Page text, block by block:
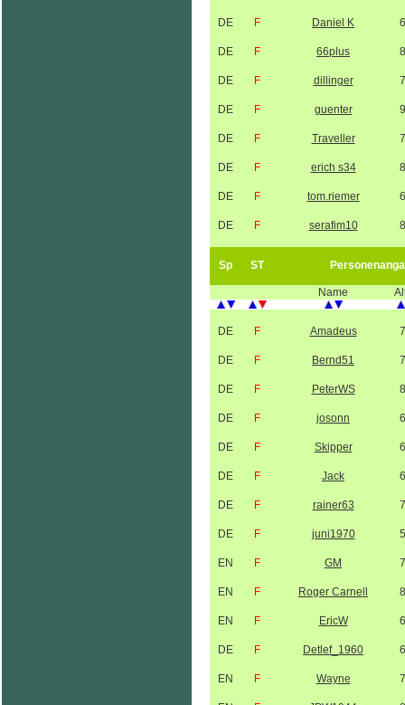
DE F Daniel K
DE F 66plus
DE F dillinger
DE F guenter
DE F Traveller
DE F erich s34
DE F tom.riemer
DE F serafim10
Sp ST
Name
DE F Amadeus
DE F Bernd51
DE F PeterWS
DE F josonn
DE F Skipper
DE F Jack
DE F rainer63
DE F juni1970
EN F GM
EN F Roger Carnell
EN F EricW
DE F Detlef_1960
EN F Wayne